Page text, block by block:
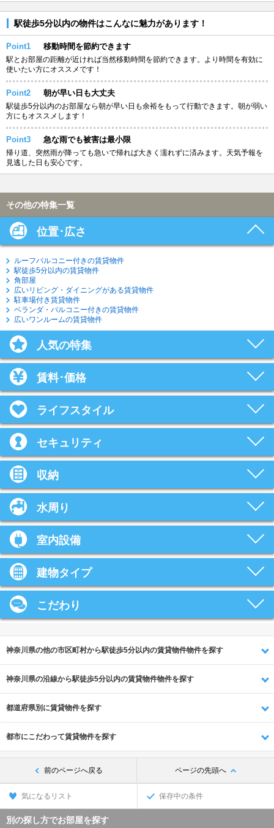
駅徒歩5分以内の物件はこんなに魅力があります！
Point1 移動時間を節約できます
駅とお部屋の距離が近ければ当然移動時間を節約できます。より時間を有効に
使いたい方にオススメです！
Point2 朝が早い日も大丈夫
駅徒歩5分以内のお部屋なら朝が早い日も余裕をもって行動できます。朝が弱い
方にもオススメします！
Point3 急な雨でも被害は最小限
帰り道、突然雨が降っても急いで帰れば大きく濡れずに済みます。天気予報を
見逃した日も安心です。
その他の特集一覧
位置･広さ
ルーフバルコニー付きの賃貸物件
駅徒歩5分以内の賃貸物件
角部屋
広いリビング・ダイニングがある賃貸物件
駐車場付き賃貸物件
ベランダ・バルコニー付きの賃貸物件
広いワンルームの賃貸物件
人気の特集
賃料･価格
ライフスタイル
セキュリティ
収納
水周り
室内設備
建物タイプ
こだわり
神奈川県の他の市区町村から駅徒歩5分以内の賃貸物件物件を探す
神奈川県の沿線から駅徒歩5分以内の賃貸物件物件を探す
都道府県別に賃貸物件を探す
都市にこだわって賃貸物件を探す
前のページへ戻る ページの先頭へ
気になるリスト 保存中の条件
別の探し方でお部屋を探す